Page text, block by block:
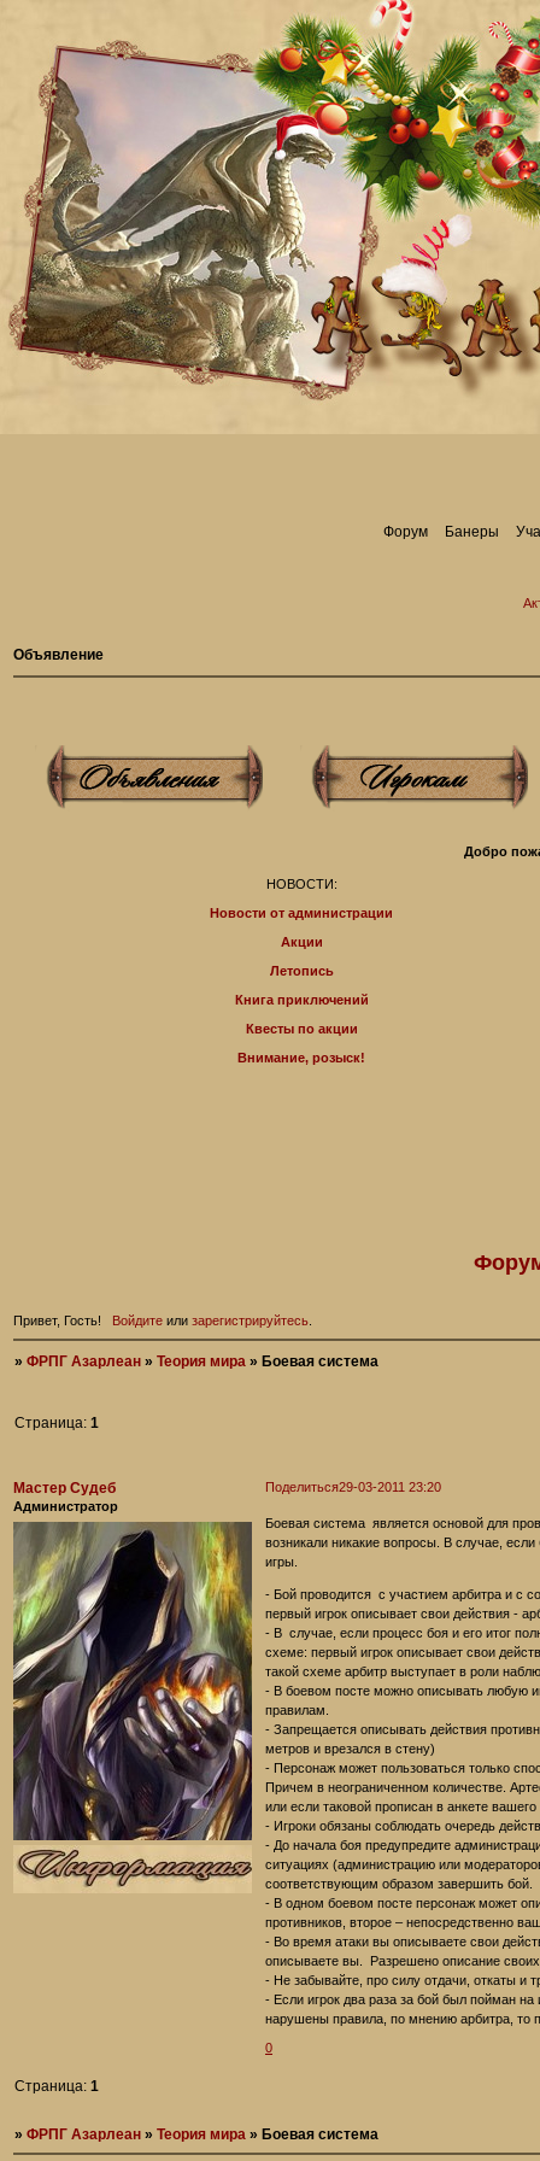
Форум Банеры
Объявление
Добро
НОВОСТИ:
Новости от администрации
Акции
Летопись
Книга приключений
Квесты по акции
Внимание, розыск!
Привет, Гость! Войдитеили зарегистрируйтесь.
»ФРПГ Азарлеан »Теория мира » Боевая система
Страница:1
Поделиться29-03-2011 23:20
Мастер Судеб
Администратор
Боевая система является основой для
возникали никакие вопросы. В случае,
игры.
- Бой проводится с участием арбитра и с
первый игрок описывает свои действия -
- В случае, если процесс боя и его итог
схеме: первый игрок описывает свои
такой схеме арбитр выступает в роли
- В боевом посте можно описывать любую
правилам.
- Запрещается описывать действия
метров и врезался в стену)
- Персонаж может пользоваться только
Причем в неограниченном количестве.
или если таковой прописан в анкете
- Игроки обязаны соблюдать очередь
- До начала боя предупредите
ситуациях (администрацию или
соответствующим образом завершить бой.
- В одном боевом посте персонаж может
противников, второе – непосредственно
- Во время атаки вы описываете свои
описываете вы. Разрешено описание своих
- Не забывайте, про силу отдачи, откаты и
- Если игрок два раза за бой был пойман
нарушены правила, по мнению арбитра, то
0
Страница:1
»ФРПГ Азарлеан »Теория мира » Боевая система